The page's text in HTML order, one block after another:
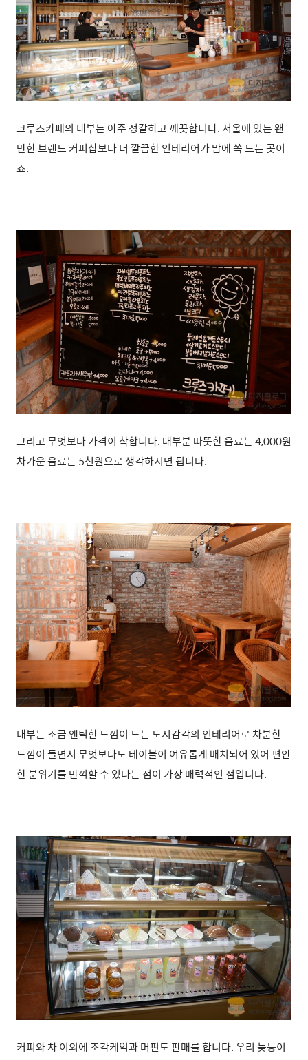
크루즈카페의 내부는 아주 정갈하고 깨끗합니다. 서울에 있는 왠
만한 브랜드 커피샵보다 더 깔끔한 인테리어가 맘에 쏙 드는 곳이
죠.
그리고 무엇보다 가격이 착합니다. 대부분 따뜻한 음료는 4,000원
차가운 음료는 5천원으로 생각하시면 됩니다.
내부는 조금 앤틱한 느낌이 드는 도시감각의 인테리어로 차분한
느낌이 들면서 무엇보다도 테이블이 여유롭게 배치되어 있어 편안
한 분위기를 만끽할 수 있다는 점이 가장 매력적인 점입니다.
커피와 차 이외에 조각케익과 머핀도 판매를 합니다. 우리 늦둥이